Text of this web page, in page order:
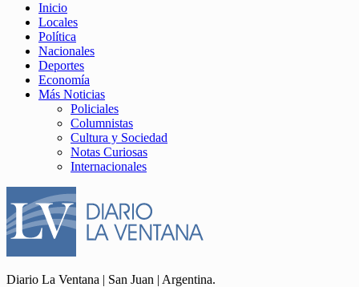
Inicio
Locales
Política
Nacionales
Deportes
Economía
Más Noticias
Policiales
Columnistas
Cultura y Sociedad
Notas Curiosas
Internacionales
Diario La Ventana | San Juan | Argentina.